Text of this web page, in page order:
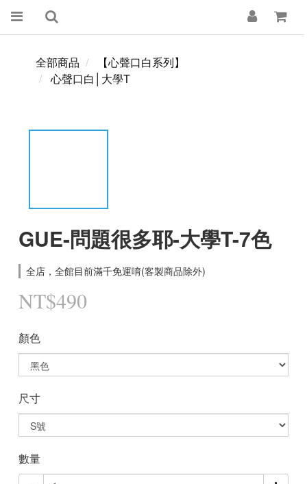
全部商品
【心聲口白系列】
心聲口白│大學T
GUE-問題很多耶-大學T-7色
全店，全館目前滿千免運唷(客製商品除外)
NT$490
顏色
尺寸
數量